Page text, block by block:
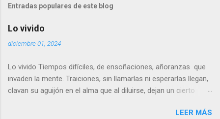
Entradas populares de este blog
Lo vivido
diciembre 01, 2024
Lo vivido Tiempos difíciles, de ensoñaciones, añoranzas que
invaden la mente. Traiciones, sin llamarlas ni esperarlas llegan,
clavan su aguijón en el alma que al diluirse, dejan un cierto
dulces, agradables, dejando el amago de una ligera sonrisa.
LEER MÁS